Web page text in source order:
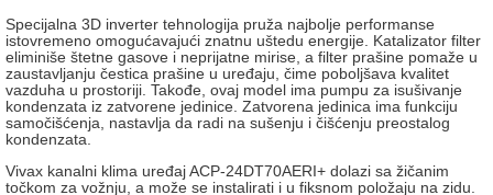
Specijalna 3D inverter tehnologija pruža najbolje performanse
istovremeno omogućavajući znatnu uštedu energije. Katalizator filter
eliminiše štetne gasove i neprijatne mirise, a filter prašine pomaže u
zaustavljanju čestica prašine u uređaju, čime poboljšava kvalitet
vazduha u prostoriji. Takođe, ovaj model ima pumpu za isušivanje
kondenzata iz zatvorene jedinice. Zatvorena jedinica ima funkciju
samočišćenja, nastavlja da radi na sušenju i čišćenju preostalog
kondenzata.
Vivax kanalni klima uređaj ACP-24DT70AERI+ dolazi sa žičanim
točkom za vožnju, a može se instalirati i u fiksnom položaju na zidu.